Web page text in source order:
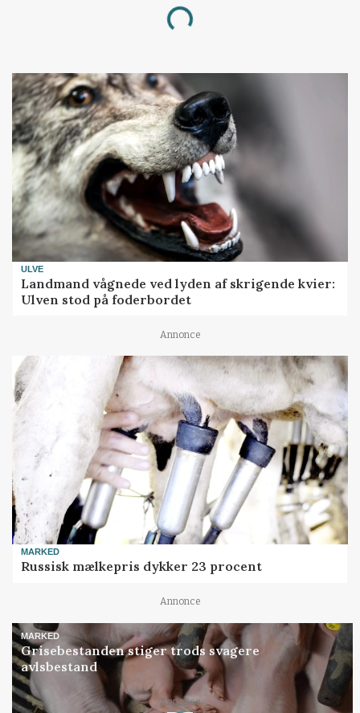
Loading...
ULVE
Landmand vågnede ved lyden af skrigende kvier:
Ulven stod på foderbordet
Annonce
MARKED
Russisk mælkepris dykker 23 procent
Annonce
MARKED
Grisebestanden stiger trods svagere
avlsbestand
Annonce